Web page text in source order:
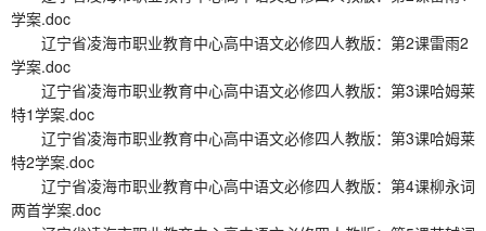
学案.doc
辽宁省凌海市职业教育中心高中语文必修四人教版：第2课雷雨2
学案.doc
辽宁省凌海市职业教育中心高中语文必修四人教版：第3课哈姆莱
特1学案.doc
辽宁省凌海市职业教育中心高中语文必修四人教版：第3课哈姆莱
特2学案.doc
辽宁省凌海市职业教育中心高中语文必修四人教版：第4课柳永词
两首学案.doc